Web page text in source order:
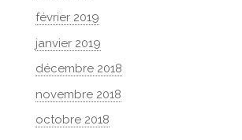
février 2019
janvier 2019
décembre 2018
novembre 2018
octobre 2018